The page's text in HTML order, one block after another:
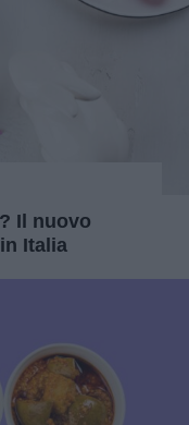
Il nuovo
Italia